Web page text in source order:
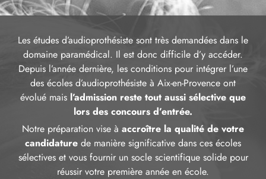
Les études d’audioprothésiste sont très demandées dans le
domaine paramédical. Il est donc difficile d’y accéder.
Depuis l’année dernière, les conditions pour intégrer l’une
des écoles d’audioprothésiste à Aix-en-Provence ont
évolué mais l’admission reste tout aussi sélective que
lors des concours d’entrée.
Notre préparation vise à accroître la qualité de votre
candidature de manière significative dans ces écoles
sélectives et vous fournir un socle scientifique solide pour
réussir votre première année en école.